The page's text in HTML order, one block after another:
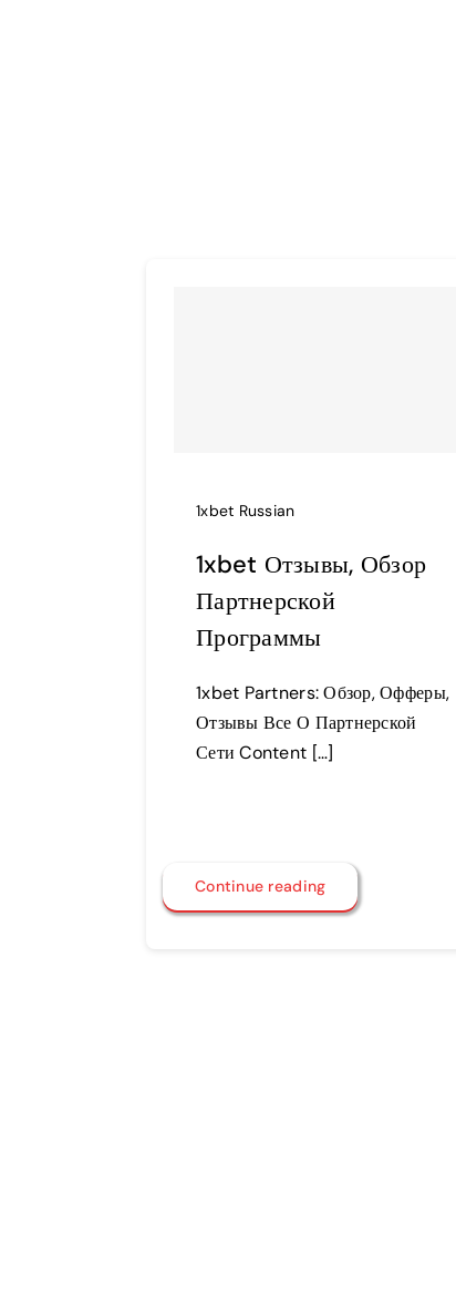
1xbet Russian
1xbet Отзывы, Обзор
Партнерской
Программы
1xbet Partners: Обзор, Офферы,
Отзывы Все О Партнерской
Сети Content […]
Continue reading